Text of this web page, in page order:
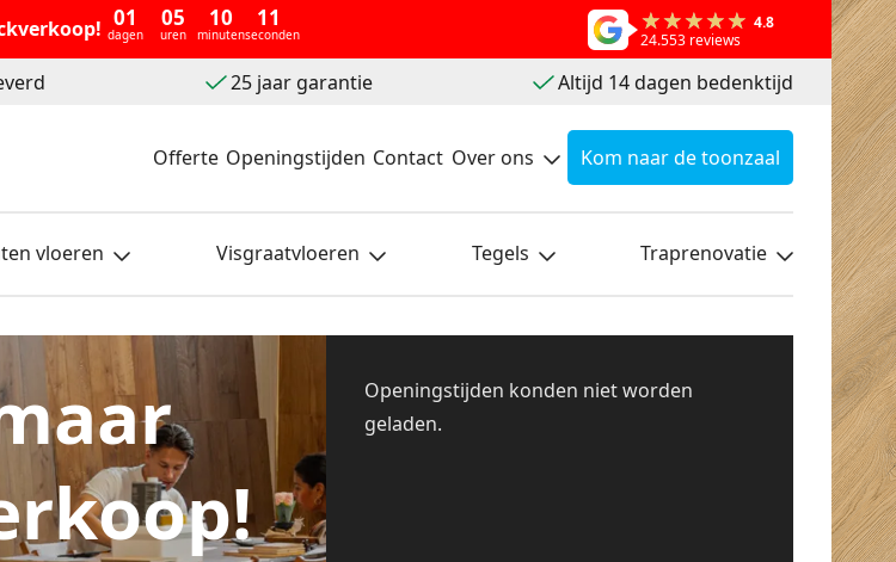
01
dagen
05
uren
10
minuten
09
seconden
4.8
24.553 reviews
25 jaar garantie Altijd 14 dagen bedenktijd
Offerte Openingstijden Contact Over ons Kom naar de toonzaal
vloeren Visgraatvloeren Tegels Traprenovatie
Openingstijden konden niet worden
geladen.